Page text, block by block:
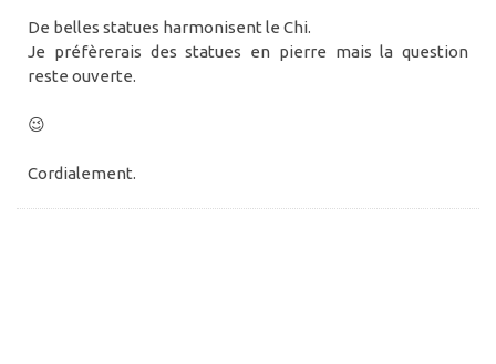
De belles statues harmonisent le Chi.
Je préfèrerais des statues en pierre mais la question
reste ouverte.
😉
Cordialement.